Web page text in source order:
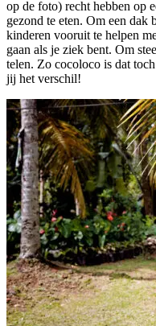
op de foto) recht hebben op
gezond te eten. Om een dak
kinderen vooruit te helpen
gaan als je ziek bent. Om
telen. Zo cocoloco is dat
jij het verschil!